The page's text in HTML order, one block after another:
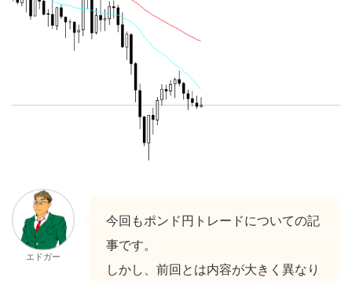
エドガー
今回もポンド円トレードについての記
事です。
しかし、前回とは内容が大きく異なり